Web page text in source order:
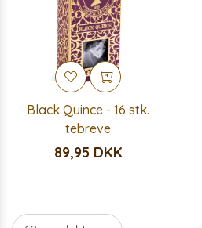
Black Quince - 16 stk.
tebreve
89,95 DKK